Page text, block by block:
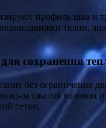
профиль шва и
ткани,
сохранения
без ограничения
сжатия волокон
сетке.